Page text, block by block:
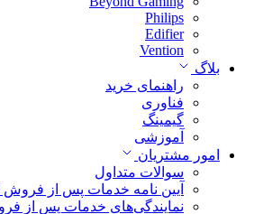
Philips
Edifier
Vention
بلاگ
راهنمای خرید
فناوری
گیمینگ
آموزشی
امور مشتریان
سوالات متداول
آیین نامه خدمات پس از فروش
نمایندگی‌های خدمات پس از